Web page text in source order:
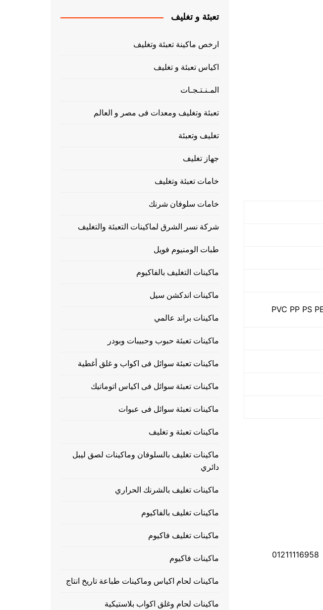
تعبئة و تغليف
ارخص ماكينة تعبئة وتغليف
اكياس تعبئة و تغليف
المـنـتـجـات
تعبئة وتغليف ومعدات فى مصر و العالم
تغليف وتعبئة
جهاز تغليف
خامات تعبئة وتغليف
خامات سلوفان شرنك
شركة نسر الشرق لماكينات التعبئة والتغليف
طبات الومنيوم فويل
ماكينات التغليف بالفاكيوم
ماكينات اندكشن سيل
ماكينات براند عالمي
ماكينات تعبئة حبوب وحبيبات وبودر
ماكينات تعبئة سوائل فى اكواب و غلق أغطية
ماكينات تعبئة سوائل فى اكياس اتوماتيك
ماكينات تعبئة سوائل فى عبوات
ماكينات تعبئة و تغليف
ماكينات تغليف بالسلوفان وماكينات لصق ليبل
دائري
ماكينات تغليف بالشرنك الحراري
ماكينات تغليف بالفاكيوم
ماكينات تغليف فاكيوم
ماكينات فاكيوم
ماكينات لحام اكياس وماكينات طباعة تاريخ انتاج
ماكينات لحام وغلق اكواب بلاستيكية